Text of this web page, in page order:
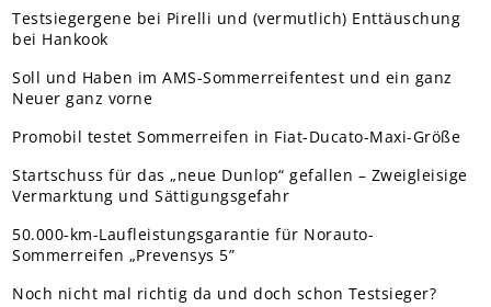
Testsiegergene bei Pirelli und (vermutlich) Enttäuschung
bei Hankook
Soll und Haben im AMS-Sommerreifentest und ein ganz
Neuer ganz vorne
Promobil testet Sommerreifen in Fiat-Ducato-Maxi-Größe
Startschuss für das „neue Dunlop“ gefallen – Zweigleisige
Vermarktung und Sättigungsgefahr
50.000-km-Laufleistungsgarantie für Norauto-
Sommerreifen „Prevensys 5”
Noch nicht mal richtig da und doch schon Testsieger?